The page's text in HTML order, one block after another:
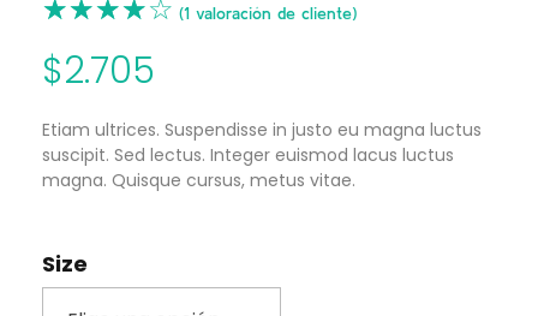
$2.705
(1 valoración de cliente)
Etiam ultrices. Suspendisse in justo eu magna luctus
suscipit. Sed lectus. Integer euismod lacus luctus
magna. Quisque cursus, metus vitae.
Size